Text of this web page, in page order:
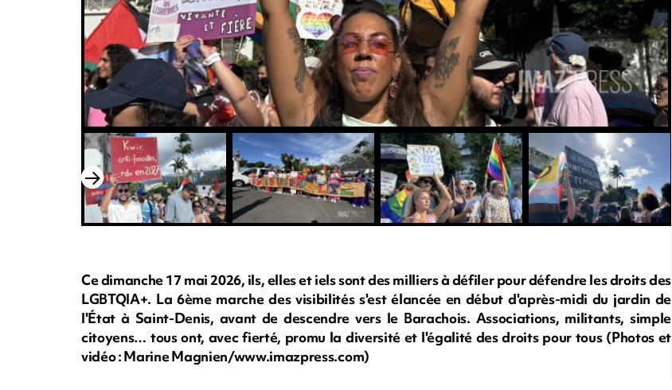
Ce dimanche 17 mai 2026, ils, elles et iels sont des milliers à défiler pour défendre les droits des
LGBTQIA+. La 6ème marche des visibilités s'est élancée en début d'après-midi du jardin de
l'État à Saint-Denis, avant de descendre vers le Barachois. Associations, militants, simple
citoyens… tous ont, avec fierté, promu la diversité et l'égalité des droits pour tous (Photos et
vidéo : Marine Magnien/www.imazpress.com)